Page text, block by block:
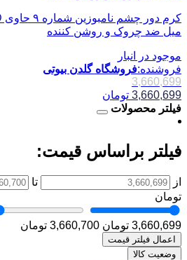
میل ضد چروک و روشن کننده
موجود در انبار
فروشنده:فروشگاه گلدن بیوتی
3,660,699
3,660,699 تومان
فیلتر محصولات
فیلتر براساس قیمت:
از
تا
تومان
3,660,699 تومان 3,660,700 تومان
اعمال فیلتر قیمت
وضعیت کالا